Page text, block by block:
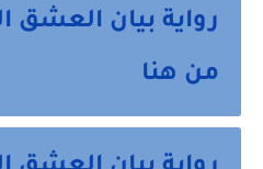
رواية بيان العشق
من هنا